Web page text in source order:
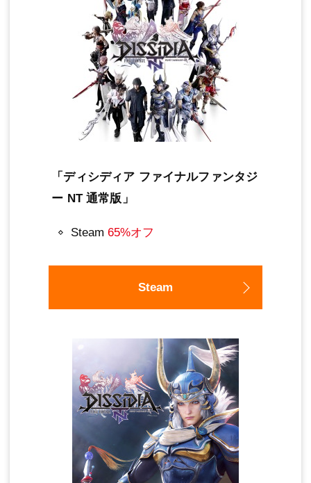
「ディシディア ファイナルファンタジ
ー NT 通常版」
Steam65%オフ
Steam